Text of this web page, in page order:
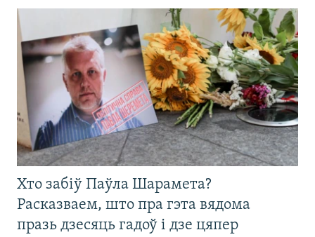
Хто забіў Паўла Шарамета?
Расказваем, што пра гэта вядома
празь дзесяць гадоў і дзе цяпер